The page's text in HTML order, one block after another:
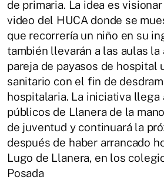
de primaria. La idea es
video del HUCA donde se
que recorrería un niño en su
también llevarán a las aulas la
pareja de payasos de hospital
sanitario con el fin de
hospitalaria. La iniciativa llega
públicos de Llanera de la
de juventud y continuará la
después de haber arrancado
Lugo de Llanera, en los
Posada